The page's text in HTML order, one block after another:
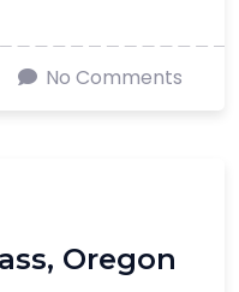
No Comments
Oregon